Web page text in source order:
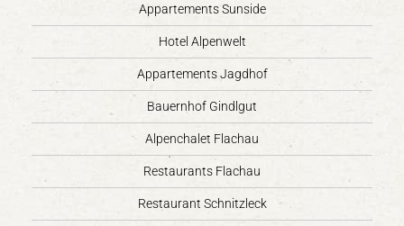
Appartements Sunside
Hotel Alpenwelt
Appartements Jagdhof
Bauernhof Gindlgut
Alpenchalet Flachau
Restaurants Flachau
Restaurant Schnitzleck